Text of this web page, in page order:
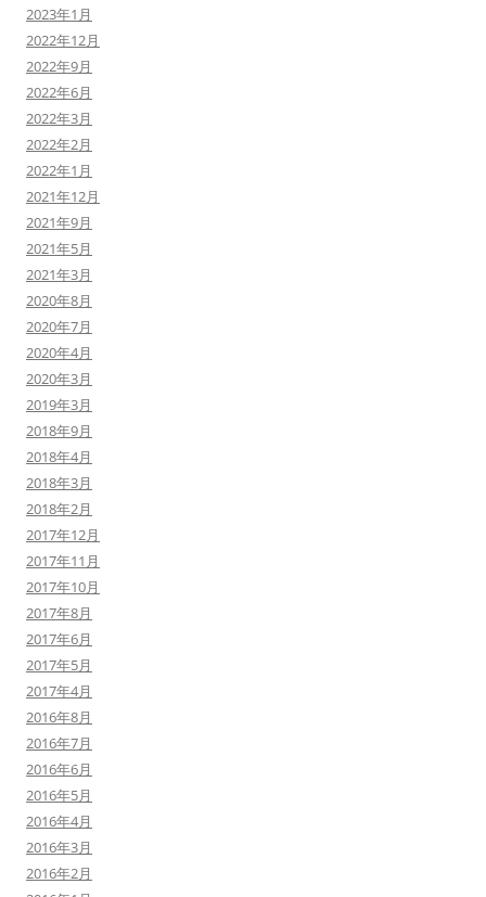
2023年1月
2022年12月
2022年9月
2022年6月
2022年3月
2022年2月
2022年1月
2021年12月
2021年9月
2021年5月
2021年3月
2020年8月
2020年7月
2020年4月
2020年3月
2019年3月
2018年9月
2018年4月
2018年3月
2018年2月
2017年12月
2017年11月
2017年10月
2017年8月
2017年6月
2017年5月
2017年4月
2016年8月
2016年7月
2016年6月
2016年5月
2016年4月
2016年3月
2016年2月